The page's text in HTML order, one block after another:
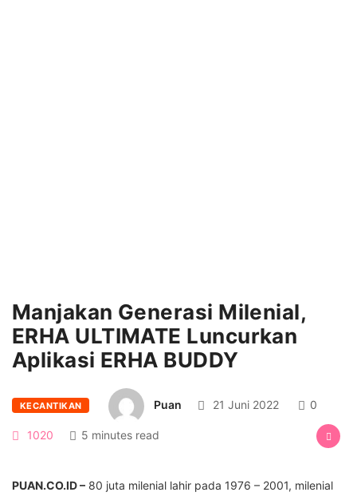
Manjakan Generasi Milenial,
ERHA ULTIMATE Luncurkan
Aplikasi ERHA BUDDY
KECANTIKAN Puan 21 Juni 2022 0
1020 5 minutes read
PUAN.CO.ID – 80 juta milenial lahir pada 1976 – 2001, milenial